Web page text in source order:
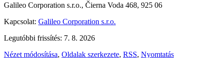
Galileo Corporation s.r.o., Čierna Voda 468, 925 06
Kapcsolat: Galileo Corporation s.r.o.
Legutóbbi frissítés: 7. 8. 2026
Nézet módosítása, Oldalak szerkezete, RSS, Nyomtatás